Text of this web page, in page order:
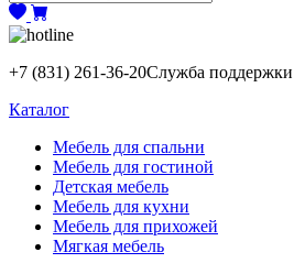
+7 (831) 261-36-20Служба поддержки
Каталог
Мебель для спальни
Мебель для гостиной
Детская мебель
Мебель для кухни
Мебель для прихожей
Мягкая мебель